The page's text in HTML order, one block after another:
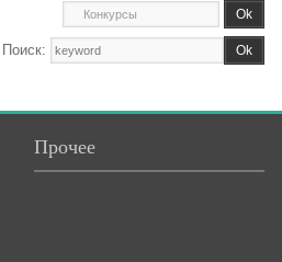
Поиск:
Прочее